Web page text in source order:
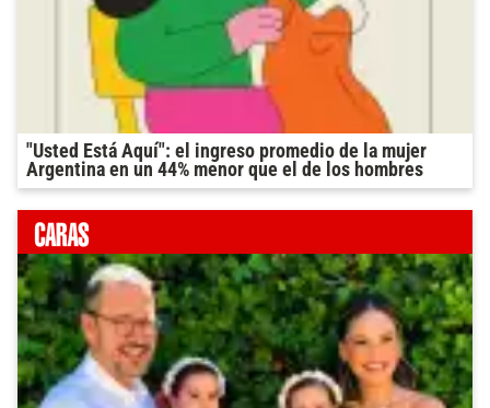
"Usted Está Aquí": el ingreso promedio de la mujer
Argentina en un 44% menor que el de los hombres